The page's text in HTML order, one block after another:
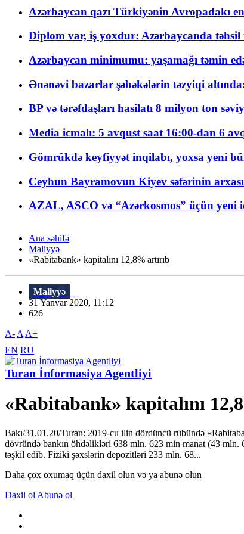
Azərbaycan qazı Türkiyənin Avropadakı
Diplom var, iş yoxdur: Azərbaycanda
Azərbaycan minimumu: yaşamağı təmin
Ənənəvi bazarlar şəbəkələrin təzyiqi
BP və tərəfdaşları hasilatı 8 milyon ton
Media icmalı: 5 avqust saat 16:00-dan 6
Gömrükdə keyfiyyət inqilabı, yoxsa yeni
Ceyhun Bayramovun Kiyev səfərinin
AZAL, ASCO və “Azərkosmos” üçün yeni
Ana səhifə
Maliyyə
«Rabitabank» kapitalını 12,8% artırıb
Maliyyə
31 Yanvar 2020, 11:12
626
A- A A+
EN RU
Turan İnformasiya Agentliyi
«Rabitabank» kapitalını
Bakı/31.01.20/Turan: 2019-cu ilin dördüncü rübündə
dövründə bankın öhdəlikləri 638 mln. 623 min manat (43
təşkil edib. Fiziki şəxslərin depozitləri 233 mln. 68...
Daha çox oxumaq üçün daxil olun və ya abunə olun
Daxil ol Abunə ol